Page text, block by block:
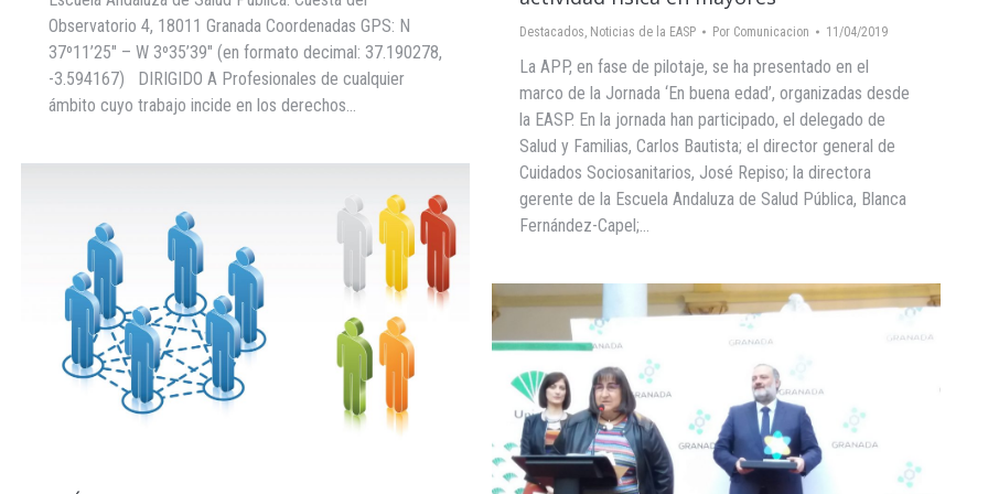
Observatorio 4, 18011 Granada Coordenadas GPS: N
37º11’25″ – W 3º35’39″ (en formato decimal: 37.190278,
-3.594167) DIRIGIDO A Profesionales de cualquier
ámbito cuyo trabajo incide en los derechos…
Destacados, Noticias de la EASP Por Comunicacion 11/04/2019
La APP, en fase de pilotaje, se ha presentado en el
marco de la Jornada ‘En buena edad’, organizadas desde
la EASP. En la jornada han participado, el delegado de
Salud y Familias, Carlos Bautista; el director general de
Cuidados Sociosanitarios, José Repiso; la directora
gerente de la Escuela Andaluza de Salud Pública, Blanca
Fernández-Capel;…